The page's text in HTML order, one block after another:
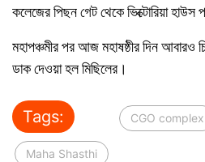
কলেজের পিছন গেট থেকে ভিক্টোরিয়া হাউস
মহাপঞ্চমীর পর আজ মহাষষ্ঠীর দিন আবারও
ডাক দেওয়া হল মিছিলের।
Tags: CGO complex
Maha Shasthi